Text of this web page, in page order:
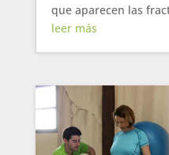
que aparecen las
leer más